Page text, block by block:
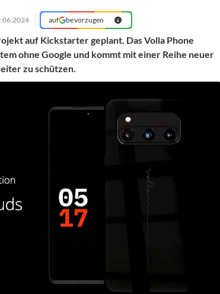
auf bevorzugen
auf Kickstarter geplant. Das Volla Phone
ohne Google und kommt mit einer Reihe neuer
zu schützen.